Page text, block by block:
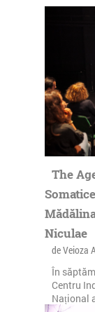
The
Niculae
de Veioza
În
Centru
Național